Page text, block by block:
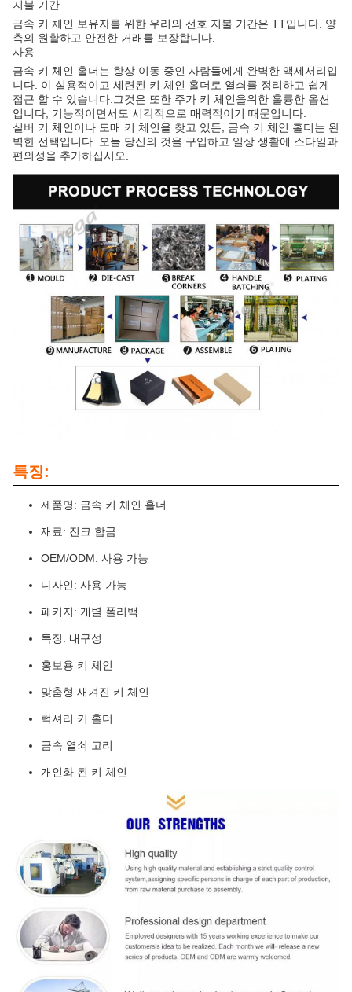
지불 기간
금속 키 체인 보유자를 위한 우리의 선호 지불 기간은 TT입니다. 양
측의 원활하고 안전한 거래를 보장합니다.
사용
금속 키 체인 홀더는 항상 이동 중인 사람들에게 완벽한 액세서리입
니다. 이 실용적이고 세련된 키 체인 홀더로 열쇠를 정리하고 쉽게
접근 할 수 있습니다.그것은 또한 주가 키 체인을위한 훌륭한 옵션
입니다, 기능적이면서도 시각적으로 매력적이기 때문입니다.
실버 키 체인이나 도매 키 체인을 찾고 있든, 금속 키 체인 홀더는 완
벽한 선택입니다. 오늘 당신의 것을 구입하고 일상 생활에 스타일과
편의성을 추가하십시오.
특징:
제품명: 금속 키 체인 홀더
재료: 진크 합금
OEM/ODM: 사용 가능
디자인: 사용 가능
패키지: 개별 폴리백
특징: 내구성
홍보용 키 체인
맞춤형 새겨진 키 체인
럭셔리 키 홀더
금속 열쇠 고리
개인화 된 키 체인